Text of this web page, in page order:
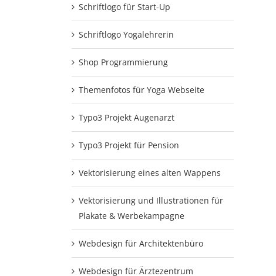
Schriftlogo für Start-Up
Schriftlogo Yogalehrerin
Shop Programmierung
Themenfotos für Yoga Webseite
Typo3 Projekt Augenarzt
Typo3 Projekt für Pension
Vektorisierung eines alten Wappens
Vektorisierung und Illustrationen für
Plakate & Werbekampagne
Webdesign für Architektenbüro
Webdesign für Ärztezentrum